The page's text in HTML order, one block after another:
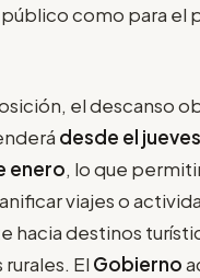
como para el
el descanso
desde el
enero, lo que
viajes o
hacia destinos
El Gobierno